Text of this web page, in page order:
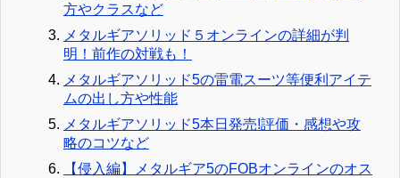
方やクラスなど
メタルギアソリッド５オンラインの詳細が判
明！前作の対戦も！
メタルギアソリッド5の雷電スーツ等便利アイテ
ムの出し方や性能
メタルギアソリッド5本日発売!評価・感想や攻
略のコツなど
【侵入編】メタルギア5のFOBオンラインのオス